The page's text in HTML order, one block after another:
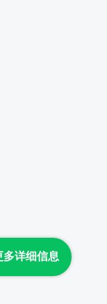
多详细信息